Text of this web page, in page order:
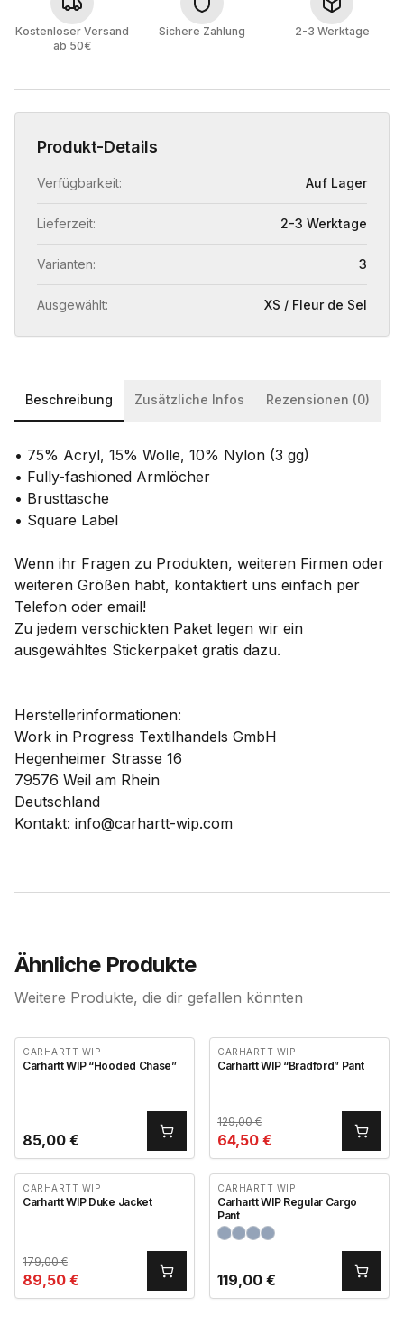
Kostenloser Versand
ab 50€
Sichere Zahlung 2-3 Werktage
Produkt-Details
Verfügbarkeit: Auf Lager
Lieferzeit: 2-3 Werktage
Varianten: 3
Ausgewählt: XS / Fleur de Sel
Beschreibung Zusätzliche Infos Rezensionen (0)
• 75% Acryl, 15% Wolle, 10% Nylon (3 gg)
• Fully-fashioned Armlöcher
• Brusttasche
• Square Label
Wenn ihr Fragen zu Produkten, weiteren Firmen oder
weiteren Größen habt, kontaktiert uns einfach per
Telefon oder email!
Zu jedem verschickten Paket legen wir ein
ausgewähltes Stickerpaket gratis dazu.
Herstellerinformationen:
Work in Progress Textilhandels GmbH
Hegenheimer Strasse 16
79576 Weil am Rhein
Deutschland
Kontakt: info@carhartt-wip.com
Ähnliche Produkte
Weitere Produkte, die dir gefallen könnten
CARHARTT WIP
Carhartt WIP “Hooded Chase”
85,00 €
CARHARTT WIP
Carhartt WIP “Bradford” Pant
129,00€
64,50 €
CARHARTT WIP
Carhartt WIP Duke Jacket
179,00€
89,50 €
CARHARTT WIP
Carhartt WIP Regular Cargo
Pant
119,00 €